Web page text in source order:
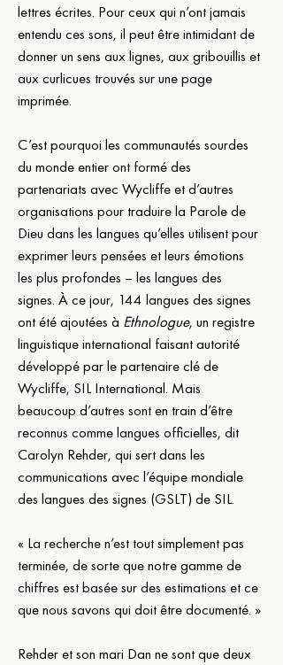
lettres écrites. Pour ceux qui n’ont jamais
entendu ces sons, il peut être intimidant de
donner un sens aux lignes, aux gribouillis et
aux curlicues trouvés sur une page
imprimée.
C’est pourquoi les communautés sourdes
du monde entier ont formé des
partenariats avec Wycliffe et d’autres
organisations pour traduire la Parole de
Dieu dans les langues qu’elles utilisent pour
exprimer leurs pensées et leurs émotions
les plus profondes – les langues des
signes. À ce jour, 144 langues des signes
ont été ajoutées à Ethnologue, un registre
linguistique international faisant autorité
développé par le partenaire clé de
Wycliffe, SIL International. Mais
beaucoup d’autres sont en train d’être
reconnus comme langues officielles, dit
Carolyn Rehder, qui sert dans les
communications avec l’équipe mondiale
des langues des signes (GSLT) de SIL.
« La recherche n’est tout simplement pas
terminée, de sorte que notre gamme de
chiffres est basée sur des estimations et ce
que nous savons qui doit être documenté. »
Rehder et son mari Dan ne sont que deux